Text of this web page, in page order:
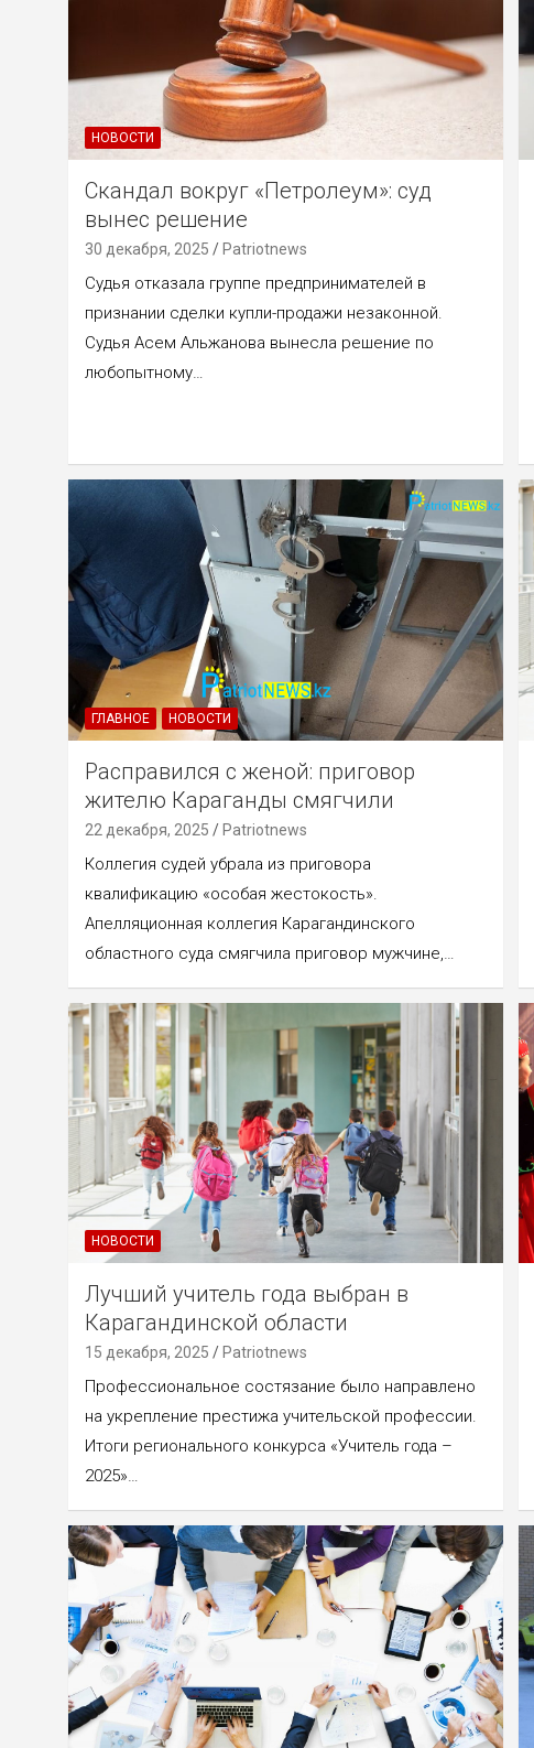
НОВОСТИ
Скандал вокруг «Петролеум»: суд
вынес решение
30 декабря, 2025 Patriotnews
Судья отказала группе предпринимателей в
признании сделки купли-продажи незаконной.
Судья Асем Альжанова вынесла решение по
любопытному…
ГЛАВНОЕ НОВОСТИ
Расправился с женой: приговор
жителю Караганды смягчили
22 декабря, 2025 Patriotnews
Коллегия судей убрала из приговора
квалификацию «особая жестокость».
Апелляционная коллегия Карагандинского
областного суда смягчила приговор мужчине,…
НОВОСТИ
Лучший учитель года выбран в
Карагандинской области
15 декабря, 2025 Patriotnews
Профессиональное состязание было направлено
на укрепление престижа учительской профессии.
Итоги регионального конкурса «Учитель года –
2025»…